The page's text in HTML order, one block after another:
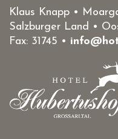
Klaus Knapp •
Salzburger Land •
Fax: 31745 •